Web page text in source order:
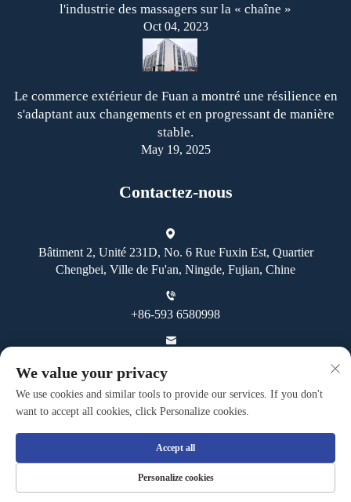
l'industrie des massagers sur la « chaîne »
Oct 04, 2023
Le commerce extérieur de Fuan a montré une résilience en
s'adaptant aux changements et en progressant de manière
stable.
May 19, 2025
Contactez-nous
Bâtiment 2, Unité 231D, No. 6 Rue Fuxin Est, Quartier
Chengbei, Ville de Fu'an, Ningde, Fujian, Chine
+86-593 6580998
Droits d'auteur © Fuan Guoheng Industrial And Trading Co., Ltd.
Tous droits réservés -Politique de confidentialité
We value your privacy
We use cookies and similar tools to provide our services. If you don't
want to accept all cookies, click Personalize cookies.
Personalize cookies
Accept all